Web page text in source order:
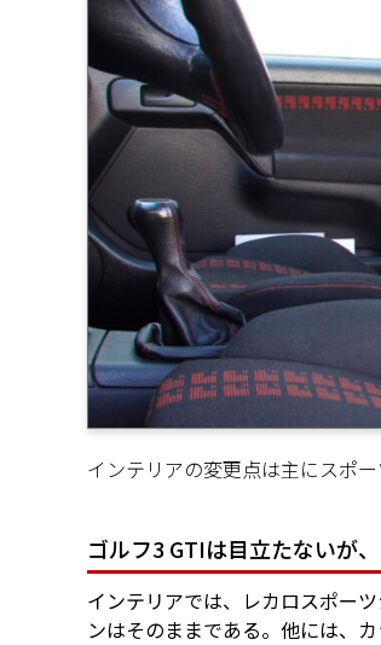
インテリアの変更点は主にスポ
ゴルフ3 GTIは目立たないが
インテリアでは、レカロスポー
ンはそのままである。他には、